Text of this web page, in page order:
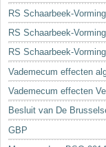
RS Schaarbeek-
RS Schaarbeek-
RS Schaarbeek-
Vademecum effecten
Vademecum effecten
Besluit van De
GBP